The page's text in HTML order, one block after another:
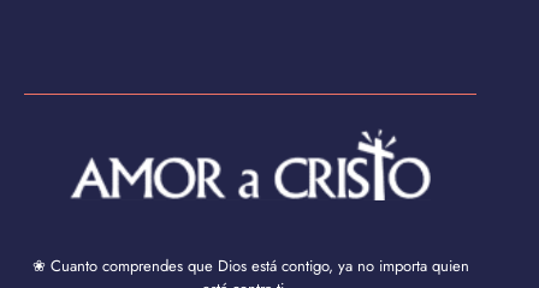
❀ Cuanto comprendes que Dios está contigo, ya no importa quien